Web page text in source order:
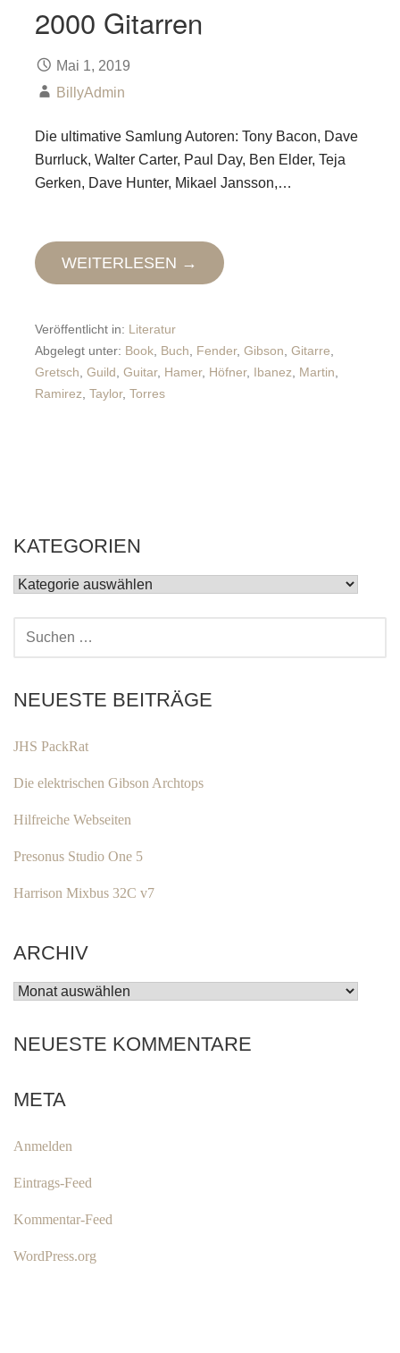
2000 Gitarren
Mai 1, 2019
BillyAdmin
Die ultimative Samlung Autoren: Tony Bacon, Dave
Burrluck, Walter Carter, Paul Day, Ben Elder, Teja
Gerken, Dave Hunter, Mikael Jansson,…
WEITERLESEN →
Veröffentlicht in: Literatur
Abgelegt unter: Book, Buch, Fender, Gibson, Gitarre,
Gretsch, Guild, Guitar, Hamer, Höfner, Ibanez, Martin,
Ramirez, Taylor, Torres
KATEGORIEN
KATEGORIEN
NEUESTE BEITRÄGE
JHS PackRat
Die elektrischen Gibson Archtops
Hilfreiche Webseiten
Presonus Studio One 5
Harrison Mixbus 32C v7
ARCHIV
ARCHIV
NEUESTE KOMMENTARE
META
Anmelden
Eintrags-Feed
Kommentar-Feed
WordPress.org